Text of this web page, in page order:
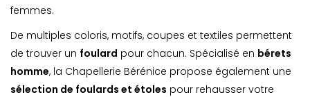
femmes.
De multiples coloris, motifs, coupes et textiles permettent
de trouver un foulard pour chacun. Spécialisé en bérets
homme, la Chapellerie Bérénice propose également une
sélection de foulards et étoles pour rehausser votre